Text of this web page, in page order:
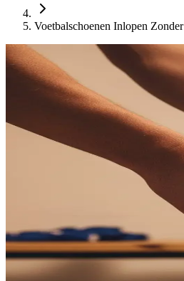
Voetbalschoenen Inlopen